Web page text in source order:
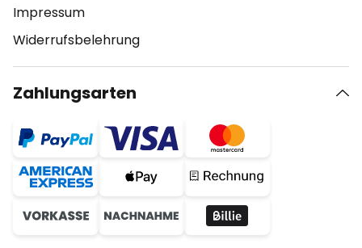
Impressum
Widerrufsbelehrung
Zahlungsarten